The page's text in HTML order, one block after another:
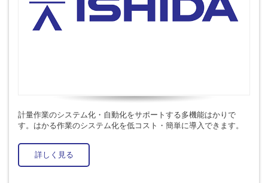
計量作業のシステム化・自動化をサポートする多機能はかりで
す。はかる作業のシステム化を低コスト・簡単に導入できます。
詳しく見る